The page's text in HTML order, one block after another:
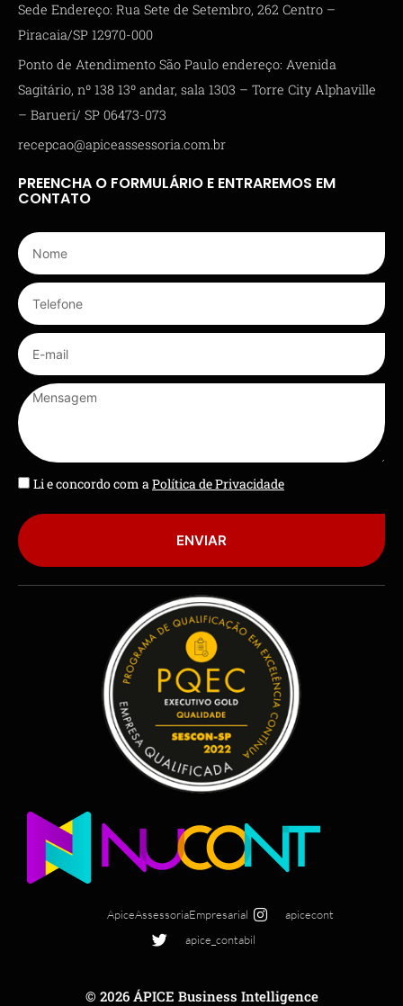
Sede Endereço: Rua Sete de Setembro, 262 Centro –
Piracaia/SP 12970-000
Ponto de Atendimento São Paulo endereço: Avenida
Sagitário, nº 138 13º andar, sala 1303 – Torre City Alphaville
– Barueri/ SP 06473-073
recepcao@apiceassessoria.com.br
PREENCHA O FORMULÁRIO E ENTRAREMOS EM
CONTATO
Li e concordo com aPolítica de Privacidade
ENVIAR
ApiceAssessoriaEmpresarial
apicecont
apice_contabil
© 2026 ÁPICE Business Intelligence